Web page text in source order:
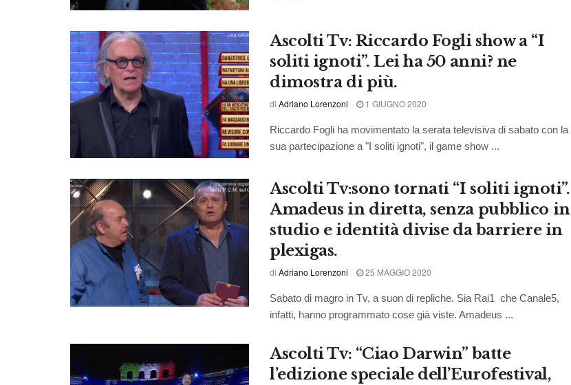
Ascolti Tv: Riccardo Fogli show a “I
soliti ignoti”. Lei ha 50 anni? ne
dimostra di più.
di Adriano Lorenzoni 1 GIUGNO 2020
Riccardo Fogli ha movimentato la serata televisiva di sabato con la
sua partecipazione a "I soliti ignoti", il game show ...
Ascolti Tv:sono tornati “I soliti ignoti”.
Amadeus in diretta, senza pubblico in
studio e identità divise da barriere in
plexigas.
di Adriano Lorenzoni 25 MAGGIO 2020
Sabato di magro in Tv, a suon di repliche. Sia Rai1 che Canale5,
infatti, hanno programmato cose già viste. Amadeus ...
Ascolti Tv: “Ciao Darwin” batte
l’edizione speciale dell’Eurofestival,